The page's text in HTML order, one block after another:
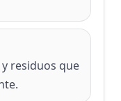
residuos que